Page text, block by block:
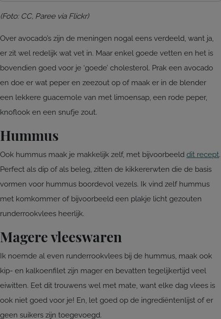
(Foto: CC, Paree via Flickr)
Over avocado’s zijn de meningen nogal eens verdeeld, want ja,
er zit wel redelijk wat vet in. Maar enkel goede vetten en het is
bovendien goed voor je ‘goede’ cholesterol. Prak een avocado
en doe er wat peper en zeezout op of maak er in de blender
een lekkere guacemole van met limoensap, een rode peper,
knoflook en een snufje zout.
Hummus
Ook hummus maak je makkelijk zelf, met bijvoorbeeld dit recept.
Perfect als dip of als beleg, zitten de kikkererwten die de basis
vormen voor hummus boordevol vezels. Ik vind zelf hummus
met komkommer of bijvoorbeeld een plakje licht gezouten
runderrookvlees heerlijk.
Magere vleeswaren
Ik noemde al even runderrookvlees bij de hummus, maak ook
kip- en kalkoenfilet zijn mager en bevatten tegelijkertijd veel
eiwitten. Eet dit trouwens wel met mate, want elke dag vlees is
ook niet goed voor je! En, let goed op de ingrediëntenlijst of er
geen suikers zijn toegevoegd.